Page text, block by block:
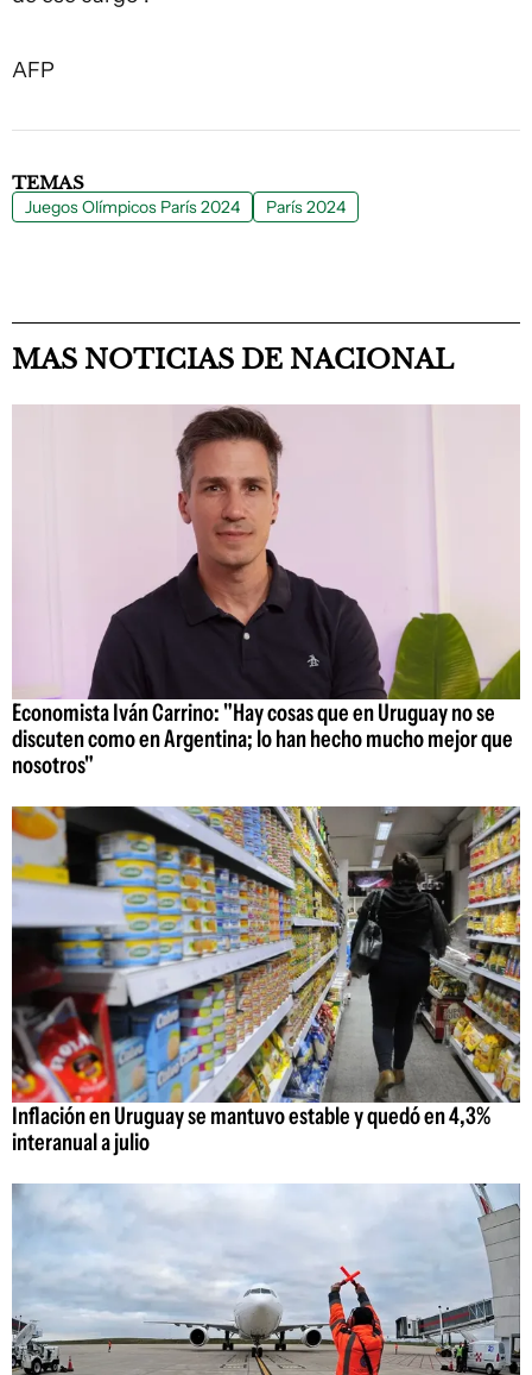
AFP
TEMAS
Juegos Olímpicos París 2024 París 2024
MAS NOTICIAS DE NACIONAL
Economista Iván Carrino: "Hay cosas que en Uruguay no se
discuten como en Argentina; lo han hecho mucho mejor que
nosotros"
Inflación en Uruguay se mantuvo estable y quedó en 4,3%
interanual a julio